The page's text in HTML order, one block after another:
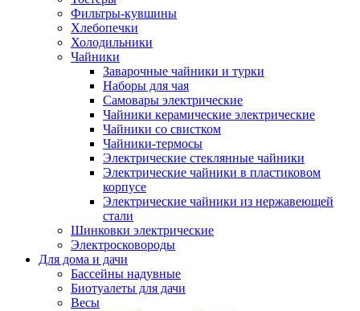
Фильтры-кувшины
Хлебопечки
Холодильники
Чайники
Заварочные чайники и турки
Наборы для чая
Самовары электрические
Чайники керамические электрические
Чайники со свистком
Чайники-термосы
Электрические стеклянные чайники
Электрические чайники в пластиковом
корпусе
Электрические чайники из нержавеющей
стали
Шинковки электрические
Электросковороды
Для дома и дачи
Бассейны надувные
Биотуалеты для дачи
Весы